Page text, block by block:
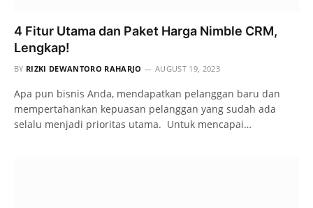
4 Fitur Utama dan Paket Harga Nimble CRM,
Lengkap!
BY RIZKI DEWANTORO RAHARJO AUGUST 19, 2023
Apa pun bisnis Anda, mendapatkan pelanggan baru dan
mempertahankan kepuasan pelanggan yang sudah ada
selalu menjadi prioritas utama. Untuk mencapai…